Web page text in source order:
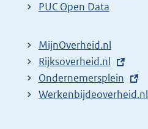
PUC Open Data
MijnOverheid.nl
E
x
t
Rijksoverheid.nl
E
x
Ondernemersplein
E
Werkenbijdeoverheid.nl